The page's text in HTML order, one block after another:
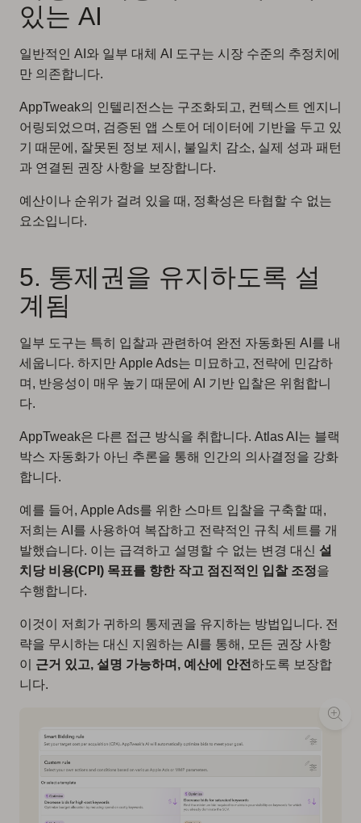
있는 AI
일반적인 AI와 일부 대체 AI 도구는 시장 수준의 추정치에
만 의존합니다.
AppTweak의 인텔리전스는 구조화되고, 컨텍스트 엔지니
어링되었으며, 검증된 앱 스토어 데이터에 기반을 두고 있
기 때문에, 잘못된 정보 제시, 불일치 감소, 실제 성과 패턴
과 연결된 권장 사항을 보장합니다.
예산이나 순위가 걸려 있을 때, 정확성은 타협할 수 없는
요소입니다.
5. 통제권을 유지하도록 설
계됨
일부 도구는 특히 입찰과 관련하여 완전 자동화된 AI를 내
세웁니다. 하지만 Apple Ads는 미묘하고, 전략에 민감하
며, 반응성이 매우 높기 때문에 AI 기반 입찰은 위험합니
다.
AppTweak은 다른 접근 방식을 취합니다. Atlas AI는 블랙
박스 자동화가 아닌 추론을 통해 인간의 의사결정을 강화
합니다.
예를 들어, Apple Ads를 위한 스마트 입찰을 구축할 때,
저희는 AI를 사용하여 복잡하고 전략적인 규칙 세트를 개
발했습니다. 이는 급격하고 설명할 수 없는 변경 대신 설
치당 비용(CPI) 목표를 향한 작고 점진적인 입찰 조정을
수행합니다.
이것이 저희가 귀하의 통제권을 유지하는 방법입니다. 전
략을 무시하는 대신 지원하는 AI를 통해, 모든 권장 사항
이 근거 있고, 설명 가능하며, 예산에 안전하도록 보장합
니다.